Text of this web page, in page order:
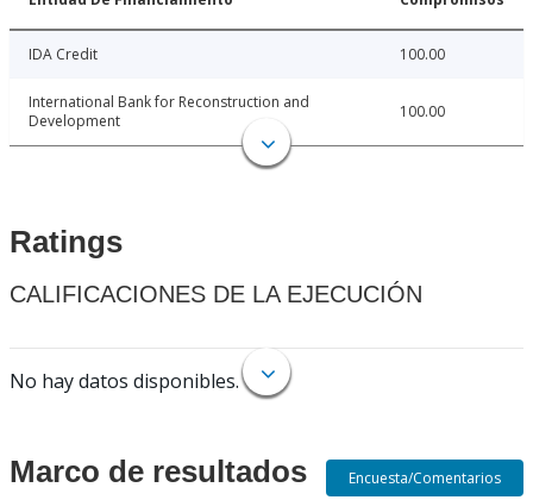
IDA Credit 100.00
International Bank for Reconstruction and
Development
100.00
Ratings
CALIFICACIONES DE LA EJECUCIÓN
No hay datos disponibles.
Marco de resultados Encuesta/Comentarios